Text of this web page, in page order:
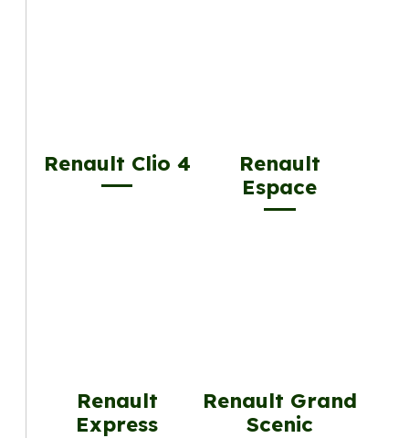
Renault Clio 4
Renault
Espace
Renault
Express
Renault Grand
Scenic